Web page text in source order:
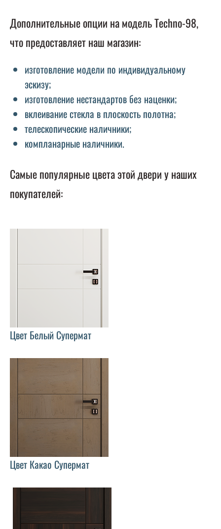
Дополнительные опции на модель Techno-98,
что предоставляет наш магазин:
изготовление модели по индивидуальному
эскизу;
изготовление нестандартов без наценки;
вклеивание стекла в плоскость полотна;
телескопические наличники;
компланарные наличники.
Самые популярные цвета этой двери у наших
покупателей:
Цвет Белый Супермат
Цвет Какао Супермат